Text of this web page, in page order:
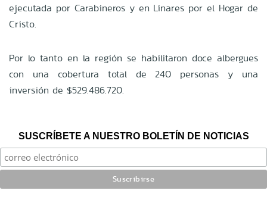
ejecutada por Carabineros y en Linares por el Hogar de
Cristo.
Por lo tanto en la región se habilitaron doce albergues
con una cobertura total de 240 personas y una
inversión de $529.486.720.
SUSCRÍBETE A NUESTRO BOLETÍN DE NOTICIAS